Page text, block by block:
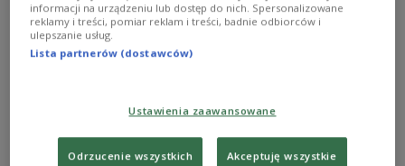
– Szczur nie zapracował sobie sam na ten
wizerunek. To raczej kultura go na niego nałożyła
Fundacja nie próbuje przekonywać, że szczury
Wręcz przeciwnie. Chodzi raczej o zmianę sposobu
informacji na urządzeniu lub dostęp do nich. Spersonalizowane
reklamy i treści, pomiar reklam i treści, badnie odbiorców i
ulepszanie usług.
Lista partnerów (dostawców)
Ustawienia zaawansowane
Odrzucenie wszystkich Akceptuję wszystkie